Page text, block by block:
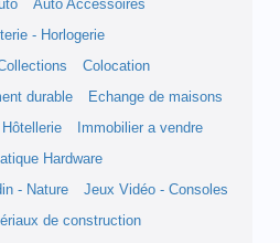
Auto Accessoires
- Horlogerie
Colocation
durable
Echange de maisons
Hôtellerie
Immobilier a vendre
Hardware
- Nature
Jeux Vidéo - Consoles
de construction